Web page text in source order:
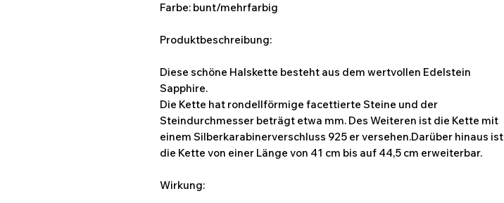
Farbe: bunt/mehrfarbig
Produktbeschreibung:
Diese schöne Halskette besteht aus dem wertvollen Edelstein
Sapphire.
Die Kette hat rondellförmige facettierte Steine und der
Steindurchmesser beträgt etwa mm. Des Weiteren ist die Kette mit
einem Silberkarabinerverschluss 925 er versehen.Darüber hinaus ist
die Kette von einer Länge von 41 cm bis auf 44,5 cm erweiterbar.
Wirkung: